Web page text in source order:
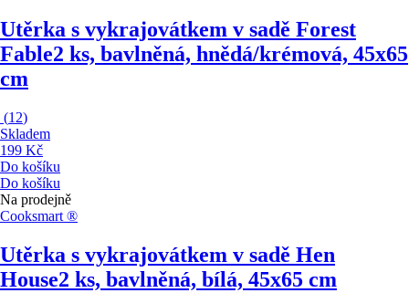
Utěrka s vykrajovátkem v sadě Forest
Fable2 ks, bavlněná, hnědá/krémová, 45x65
cm
(12)
Skladem
199 Kč
Do košíku
Do košíku
Na prodejně
Cooksmart ®
Utěrka s vykrajovátkem v sadě Hen
House2 ks, bavlněná, bílá, 45x65 cm